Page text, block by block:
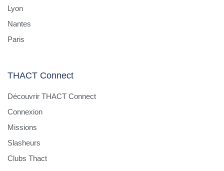
Lyon
Nantes
Paris
THACT Connect
Découvrir THACT Connect
Connexion
Missions
Slasheurs
Clubs Thact